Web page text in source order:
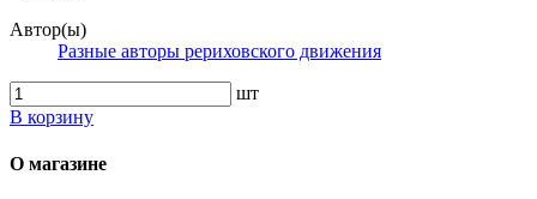
Автор(ы)
Разные авторы рериховского движения
шт
В корзину
О магазине